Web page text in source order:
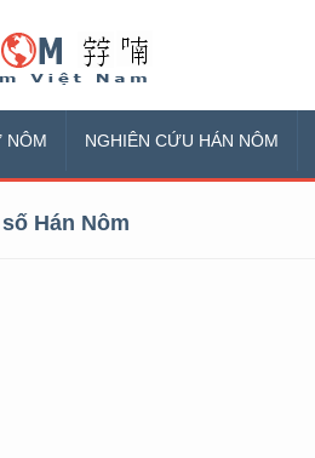
NÔM NGHIÊN CỨU HÁN NÔM
Hán Nôm